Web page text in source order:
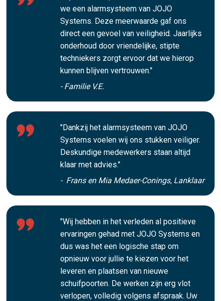
we een alarmsysteem van JOJO
Systems. Deze meerwaarde gaf ons
direct een gevoel van veiligheid. Jaarlijks
onderhoud door vriendelijke, stipte
techniekers zorgt ervoor dat we hierop
kunnen blijven vertrouwen."
- Familie V.E.
"Dankzij het alarmsysteem van JOJO
Systems voelen wij ons stukken veiliger.
Deskundige medewerkers staan altijd
klaar met advies."
- Frans en Mia Medaer-Conings, Lanklaar
"Wij hebben in het verleden al positieve
ervaringen gehad met JOJO Systems en
dus was het een logische stap om
opnieuw voor jullie te kiezen voor het
leveren en plaatsen van nieuwe
schuifpoorten. De werken zijn erg vlot
verlopen, volledig volgens afspraak. Uw